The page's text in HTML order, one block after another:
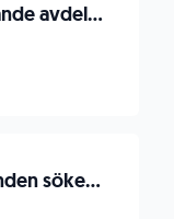
Ställföreträdande avdelningschef till Försvarsmedicincentrum
Specialförbanden söker planeringsofficer till Specialförbandsledningen